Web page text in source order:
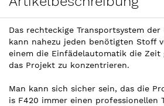
Das rechteckige Transportsystem
kann nahezu jeden benötigten Stoff
einem die Einfädelautomatik die Zeit
das Projekt zu konzentrieren.
Man kann sich sicher sein, das die
is F420 immer einen professionellen